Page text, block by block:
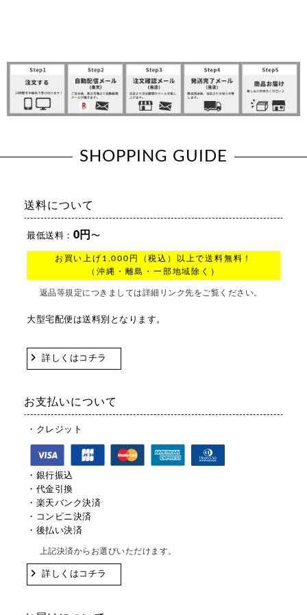
SHOPPING GUIDE
送料について
最低送料： 0円 〜
お買い上げ1,000円（税込）以上で送料無料！
（沖縄・離島・一部地域除く）
返品等規定につきましては詳細リンク先をご覧ください。
大型宅配便は送料別となります。
詳しくはコチラ
お支払いについて
・クレジット
・銀行振込
・代金引換
・楽天バンク決済
・コンビニ決済
・後払い決済
上記決済からお選びいただけます。
詳しくはコチラ